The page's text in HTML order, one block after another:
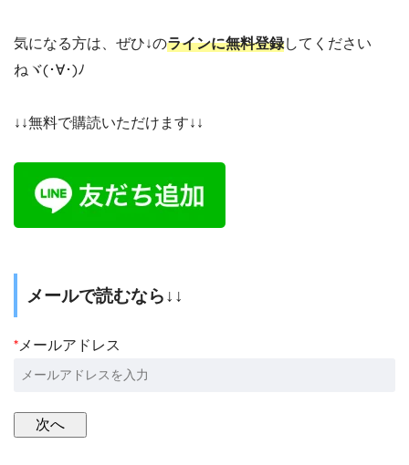
気になる方は、ぜひ↓のラインに無料登録してください
ねヾ(･∀･)ﾉ
↓↓無料で購読いただけます↓↓
メールで読むなら↓↓
* メールアドレス